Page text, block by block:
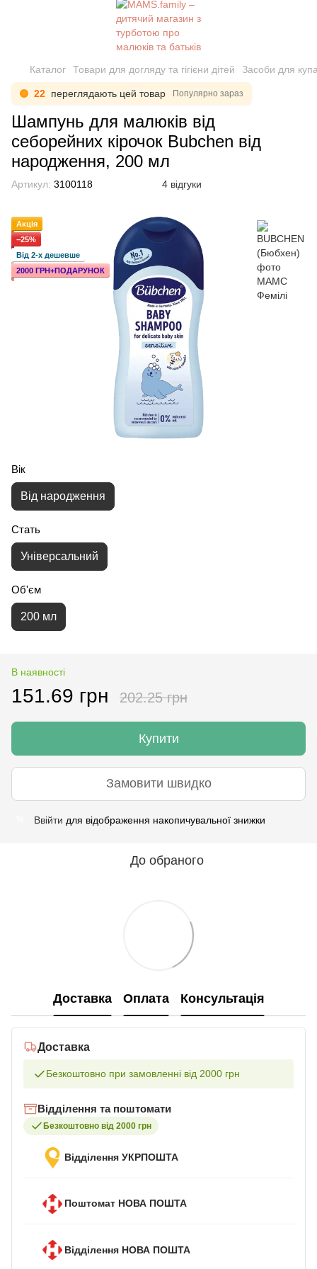
Каталог Товари для догляду та гігієни дітей Засоби для
22 переглядають цей товар Популярно зараз
Шампунь для малюків від
себорейних кірочок Bubchen від
народження, 200 мл
Артикул: 3100118 4 відгуки
Акція
−25%
Від 2-х дешевше
2000 ГРН+ПОДАРУНОК
Вік
Від народження
Стать
Універсальний
Об'єм
200 мл
В наявності
151.69 грн 202.25 грн
Купити
Замовити швидко
Ввійти для відображення накопичувальної знижки
До обраного
Доставка Оплата Консультація
Доставка
Безкоштовно при замовленні від 2000 грн
Відділення та поштомати
Безкоштовно від 2000 грн
Відділення УКРПОШТА
Поштомат НОВА ПОШТА
Відділення НОВА ПОШТА